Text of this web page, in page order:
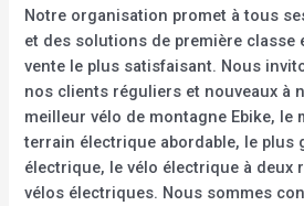
Notre organisation promet à tous
et des solutions de première classe
vente le plus satisfaisant. Nous
nos clients réguliers et nouveaux à
meilleur vélo de montagne Ebike, le
terrain électrique abordable, le plus
électrique, le vélo électrique à deux
vélos électriques. Nous sommes